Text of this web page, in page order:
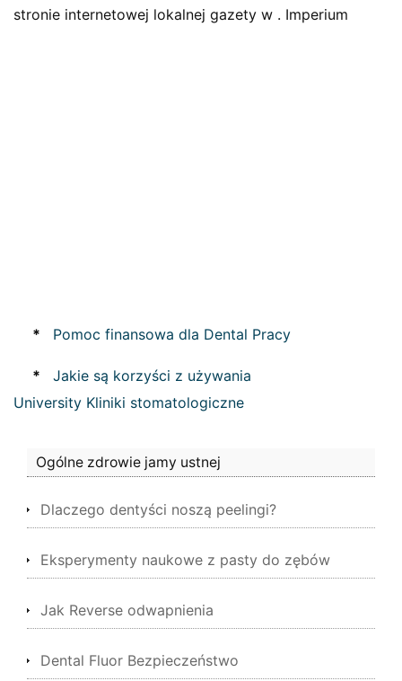
stronie internetowej lokalnej gazety w . Imperium
* Pomoc finansowa dla Dental Pracy
*
Jakie są korzyści z używania
University Kliniki stomatologiczne
Ogólne zdrowie jamy ustnej
Dlaczego dentyści noszą peelingi?
Eksperymenty naukowe z pasty do zębów
Jak Reverse odwapnienia
Dental Fluor Bezpieczeństwo